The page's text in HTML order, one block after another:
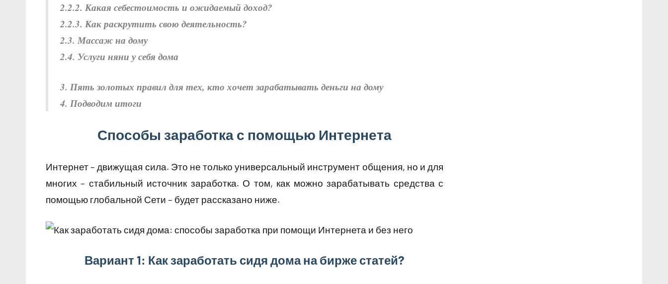
2.2.2. Какая себестоимость и ожидаемый доход?
2.2.3. Как раскрутить свою деятельность?
2.3. Массаж на дому
2.4. Услуги няни у себя дома
3. Пять золотых правил для тех, кто хочет зарабатывать деньги на дому
4. Подводим итоги
Способы заработка с помощью Интернета
Интернет – движущая сила. Это не только универсальный инструмент общения, но и для
многих – стабильный источник заработка. О том, как можно зарабатывать средства с
помощью глобальной Сети – будет рассказано ниже.
Вариант 1: Как заработать сидя дома на бирже статей?